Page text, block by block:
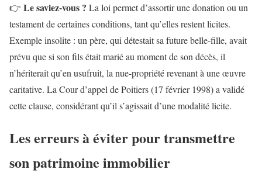
👉 Le saviez-vous ? La loi permet d’assortir une donation ou un
testament de certaines conditions, tant qu’elles restent licites.
Exemple insolite : un père, qui détestait sa future belle-fille, avait
prévu que si son fils était marié au moment de son décès, il
n’hériterait qu’en usufruit, la nue-propriété revenant à une œuvre
caritative. La Cour d’appel de Poitiers (17 février 1998) a validé
cette clause, considérant qu’il s’agissait d’une modalité licite.
Les erreurs à éviter pour transmettre
son patrimoine immobilier